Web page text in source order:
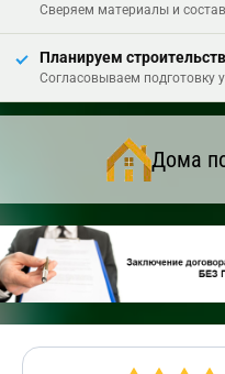
Сверяем материалы и
Планируем
Согласовываем подготовку
Дома